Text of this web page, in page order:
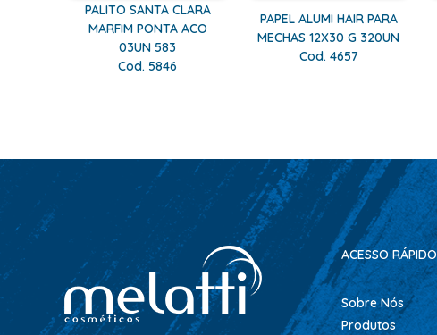
PALITO SANTA CLARA
MARFIM PONTA ACO
03UN 583
Cod. 5846
PAPEL ALUMI HAIR PARA
MECHAS 12X30 G 320UN
Cod. 4657
ACESSO RÁPIDO
Sobre Nós
Produtos